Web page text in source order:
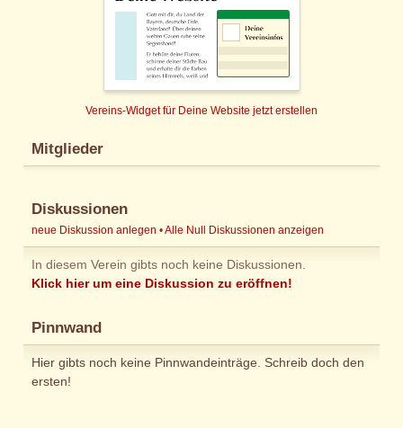
Vereins-Widget für Deine Website jetzt erstellen
Mitglieder
Diskussionen
neue Diskussion anlegen •Alle Null Diskussionen anzeigen
In diesem Verein gibts noch keine Diskussionen.
Klick hier um eine Diskussion zu eröffnen!
Pinnwand
Hier gibts noch keine Pinnwandeinträge. Schreib doch den
ersten!